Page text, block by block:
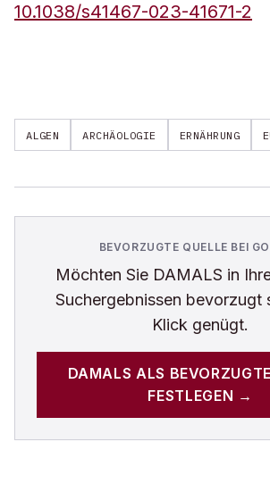
10.1038/s41467-023-41671-2
ALGEN ARCHÄOLOGIE ERNÄHRUNG
BEVORZUGTE QUELLE BEI
Möchten Sie DAMALS in
Suchergebnissen bevorzugt
Klick genügt.
DAMALS ALS
FESTLEGEN →